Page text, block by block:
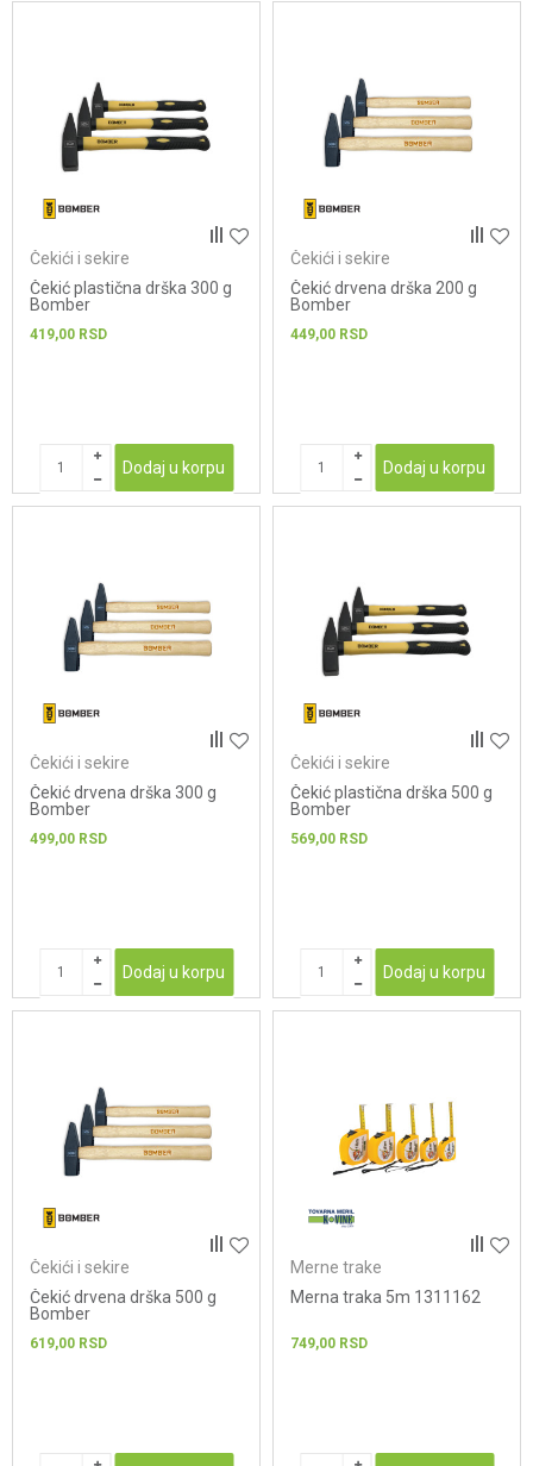
Čekići i sekire
Čekić plastična drška 300 g
Bomber
419,00 RSD
Dodaj u korpu
Čekići i sekire
Čekić drvena drška 200 g
Bomber
449,00 RSD
Dodaj u korpu
Čekići i sekire
Čekić drvena drška 300 g
Bomber
499,00 RSD
Dodaj u korpu
Čekići i sekire
Čekić plastična drška 500 g
Bomber
569,00 RSD
Dodaj u korpu
Čekići i sekire
Čekić drvena drška 500 g
Bomber
619,00 RSD
Merne trake
Merna traka 5m 1311162
749,00 RSD